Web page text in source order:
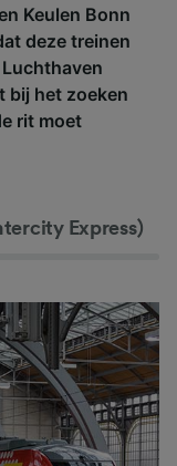
Keulen Bonn
deze treinen
bij het zoeken
rit moet
Express)